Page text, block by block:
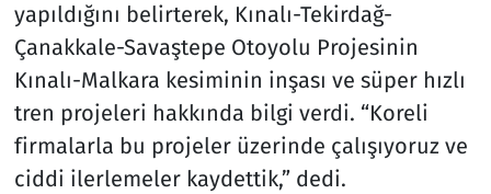
yapıldığını belirterek, Kınalı-Tekirdağ-
Çanakkale-Savaştepe Otoyolu Projesinin
Kınalı-Malkara kesiminin inşası ve süper hızlı
tren projeleri hakkında bilgi verdi. “Koreli
firmalarla bu projeler üzerinde çalışıyoruz ve
ciddi ilerlemeler kaydettik,” dedi.